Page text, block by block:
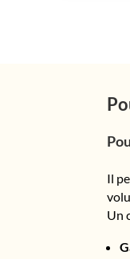
Il
Un